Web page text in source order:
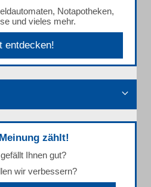
Notapotheken,
und vieles mehr.
entdecken!
Meinung zählt!
Ihnen gut?
wir verbessern?